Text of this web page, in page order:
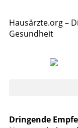
Hausärzte.org –
Gesundheit
Dringende